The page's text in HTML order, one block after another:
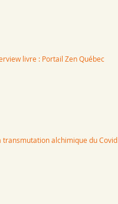
livre : Portail Zen Québec
transmutation alchimique du Covid